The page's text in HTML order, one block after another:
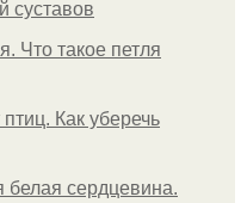
суставов
Что такое петля
Как уберечь
белая сердцевина.